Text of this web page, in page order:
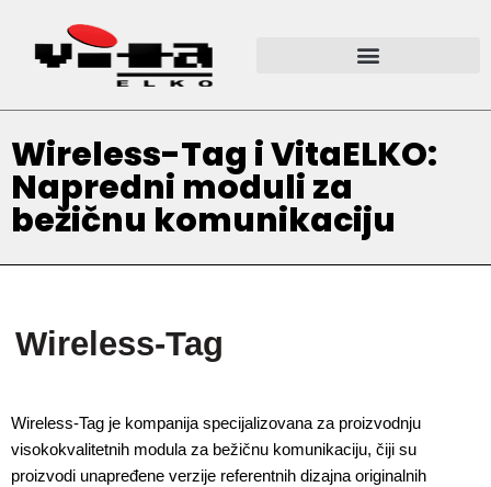
Wireless-Tag i VitaELKO:
Napredni moduli za
bežičnu komunikaciju
Wireless-Tag
Wireless-Tag je kompanija specijalizovana za proizvodnju
visokokvalitetnih modula za bežičnu komunikaciju, čiji su
proizvodi unapređene verzije referentnih dizajna originalnih